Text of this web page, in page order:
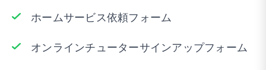
ホームサービス依頼フォーム
オンラインチューターサインアップフォーム